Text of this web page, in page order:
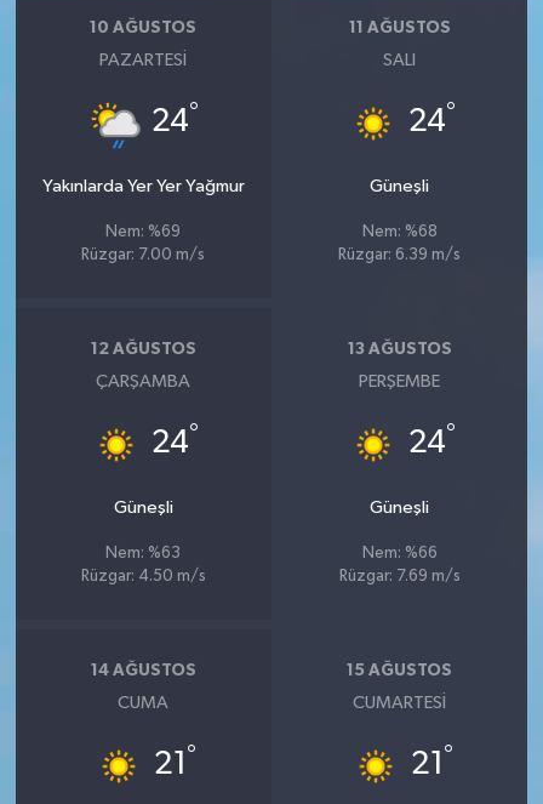
10 AĞUSTOS
PAZARTESI
24°
Yakınlarda Yer Yer Yağmur
Nem: %69
Rüzgar: 7.00 m/s
11 AĞUSTOS
SALI
24°
Güneşli
Nem: %68
Rüzgar: 6.39 m/s
12 AĞUSTOS
ÇARŞAMBA
24°
Güneşli
Nem: %63
Rüzgar: 4.50 m/s
13 AĞUSTOS
PERŞEMBE
24°
Güneşli
Nem: %66
Rüzgar: 7.69 m/s
14 AĞUSTOS
CUMA
21 °
15 AĞUSTOS
CUMARTESI
21 °